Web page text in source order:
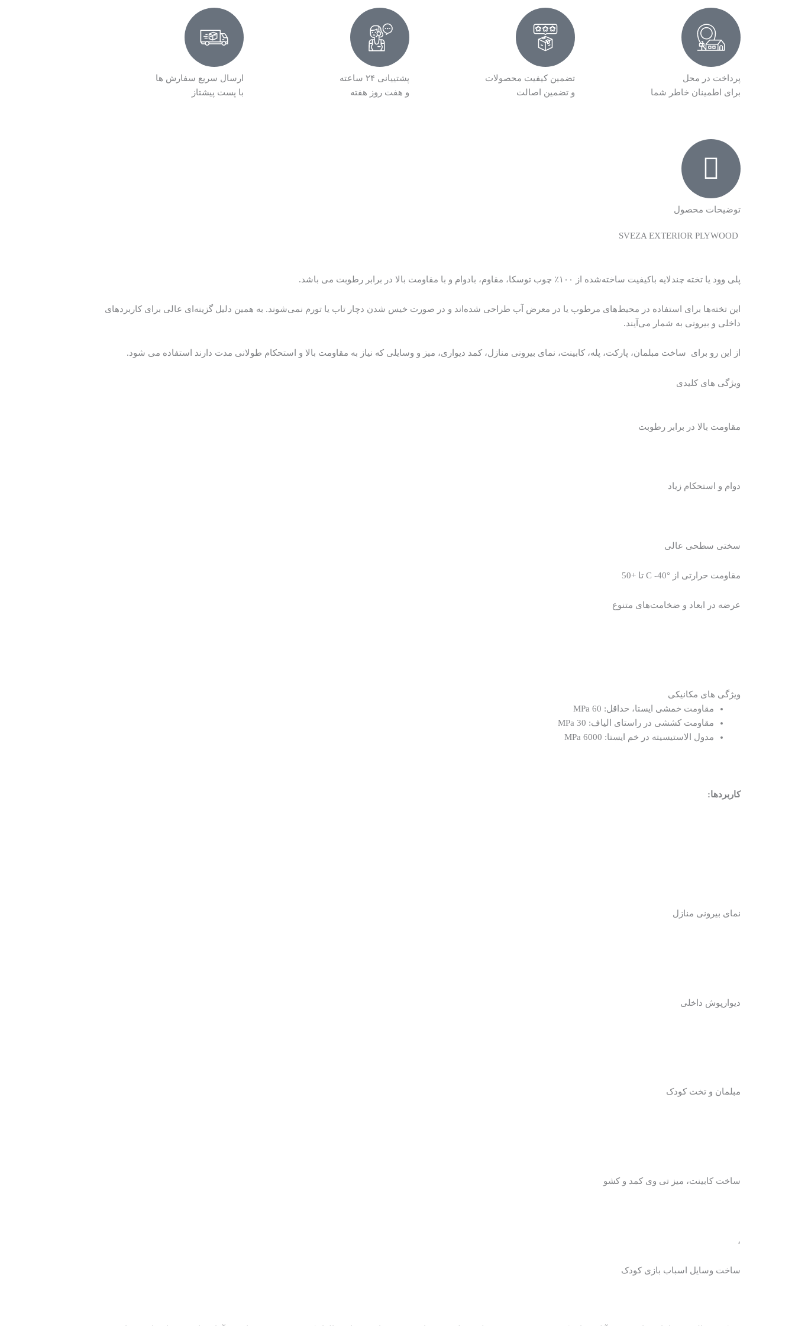
عدد
پرداخت در محل
برای اطمینان خاطر شما
تضمین کیفیت محصولات
و تضمین اصالت
پشتییانی ۲۴ ساعته
و هفت روز هفته
ارسال سریع سفارش ها
با پست پیشتاز
توضیحات محصول
پلی وود یا تخته چندلایه باکیفیت ساخته‌شده از ۱۰۰٪ چوب توسکا، مقاوم، بادوام و با مقاومت بالا در برابر رطوبت می باشد.
این تخته‌ها برای استفاده در محیط‌های مرطوب یا در معرض آب طراحی شده‌اند و در صورت خیس شدن دچار تاب یا تورم نمی‌شوند. به همین دلیل گزینه‌ای عالی برای کاربردهای
داخلی و بیرونی به شمار می‌آیند.
از این رو برای ساخت مبلمان، پارکت، پله، کابینت، نمای بیرونی منازل، کمد دیواری، میز و وسایلی که نیاز به مقاومت بالا و استحکام طولانی مدت دارند استفاده می شود.
ویژگی های کلیدی
مقاومت بالا در برابر رطوبت
دوام و استحکام زیاد
سختی سطحی عالی
مقاومت حرارتی از °C -40 تا +50
عرضه در ابعاد و ضخامت‌های متنوع
ویژگی های مکانیکی
مقاومت خمشی ایستا، حداقل: 60 MPa
مقاومت کششی در راستای الیاف: 30 MPa
مدول الاستیسیته در خم ایستا: 6000 MPa
کاربردها:
نمای بیرونی منازل
دیوارپوش داخلی
مبلمان و تخت کودک
ساخت کابینت، میز تی وی کمد و کشو
،
ساخت وسایل اسباب بازی کودک